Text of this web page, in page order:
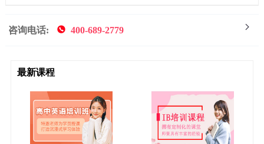
试要点模型化，了解并善于疏导学生痛点与不易
咨询电话: 400-689-2779
最新课程